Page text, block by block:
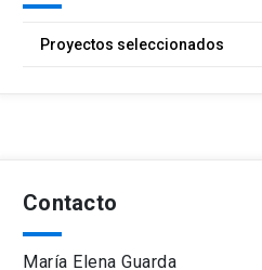
Proyectos seleccionados
Contacto
María Elena Guarda